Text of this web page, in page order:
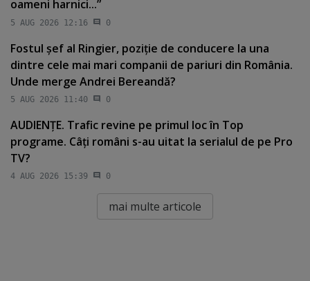
oameni harnici...”
5 AUG 2026 12:16 0
Fostul şef al Ringier, poziţie de conducere la una
dintre cele mai mari companii de pariuri din România.
Unde merge Andrei Bereandă?
5 AUG 2026 11:40 0
AUDIENŢE. Trafic revine pe primul loc în Top
programe. Câţi români s-au uitat la serialul de pe Pro
TV?
4 AUG 2026 15:39 0
mai multe articole